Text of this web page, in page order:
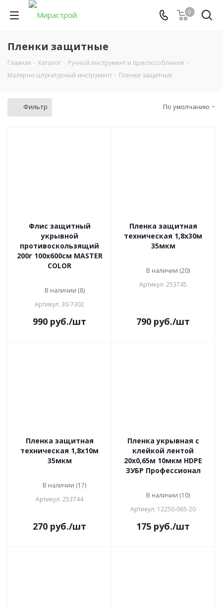
0
Пленки защитные
Главная - Каталог - Ручной инструмент и приспособления -
Малярно-штукатурный инструмент - Пленки защитные
Фильтр По умолчанию
Флис защитный
укрывной
противоскользящий
200г 100х600см MASTER
COLOR
В наличии (8)
Артикул: 30-7302
990 руб./шт
Пленка защитная
техническая 1,8х30м
35мкм
В наличии (20)
Артикул: 253745
790 руб./шт
Пленка защитная
техническая 1,8х10м
35мкм
В наличии (17)
Артикул: 253744
270 руб./шт
Пленка укрывная с
клейкой лентой
20х0,65м 10мкм HDPE
ЗУБР Профессионал
В наличии (10)
Артикул: 12250-065-20
175 руб./шт